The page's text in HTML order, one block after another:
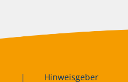
| Hinweisgeber